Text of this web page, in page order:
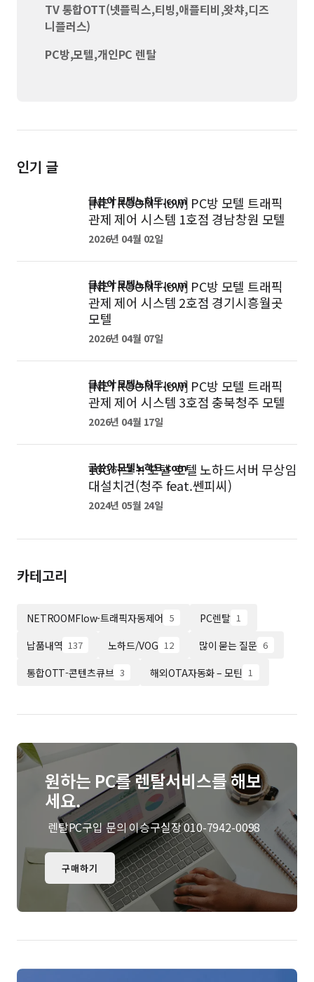
TV 통합OTT(넷플릭스,티빙,애플티비,왓챠,디즈
니플러스)
PC방,모텔,개인PC 렌탈
인기 글
[NETROOM Flow] PC방 모텔 트래픽
관제 제어 시스템 1호점 경남창원 모텔
글쓴이 모텔노하드.com
2026년 04월 02일
[NETROOM Flow] PC방 모텔 트래픽
관제 제어 시스템 2호점 경기시흥월곳
모텔
글쓴이 모텔노하드.com
2026년 04월 07일
[NETROOM Flow] PC방 모텔 트래픽
관제 제어 시스템 3호점 충북청주 모텔
글쓴이 모텔노하드.com
2026년 04월 17일
10G허브 !! 모텔 호텔 노하드서버 무상임
대설치건(청주 feat.쎈피씨)
글쓴이 모텔노하드.com
2024년 05월 24일
카테고리
NETROOMFlow-트래픽자동제어 5 PC렌탈 1
납품내역 137 노하드/VOG 12 많이 묻는 질문 6
통합OTT-콘텐츠큐브 3 해외OTA자동화 – 모틴 1
원하는 PC를 렌탈서비스를 해보
세요.
렌탈PC구입 문의 이승구실장 010-7942-0098
구매하기